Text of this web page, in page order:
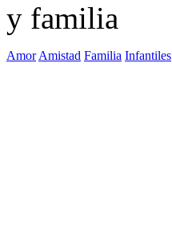
y familia
Amor Amistad Familia Infantiles